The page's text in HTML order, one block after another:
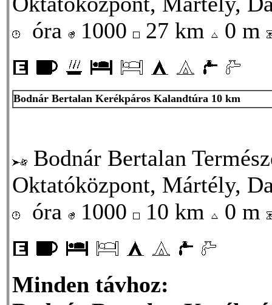
óra
1000 27 km 0 m
Bodnár Bertalan Kerékpáros Kalandtúra 10 km
Bodnár Bertalan
Oktatóközpont, Mártély,
óra
1000 10 km 0 m
Minden távhoz: